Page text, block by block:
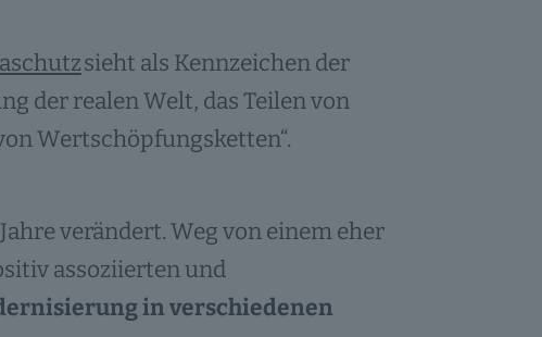
sieht als Kennzeichen der
der realen Welt, das Teilen von
Wertschöpfungsketten“.
verändert. Weg von einem eher
assoziierten und
in verschiedenen